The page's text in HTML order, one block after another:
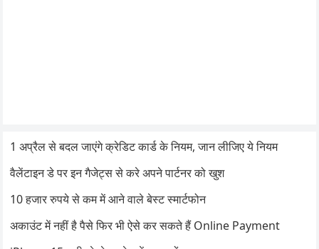
1 अप्रैल से बदल जाएंगे क्रेडिट कार्ड के नियम, जान लीजिए ये नियम
वैलेंटाइन डे पर इन गैजेट्स से करे अपने पार्टनर को खुश
10 हजार रुपये से कम में आने वाले बेस्ट स्मार्टफोन
अकाउंट में नहीं है पैसे फिर भी ऐसे कर सकते हैं Online Payment